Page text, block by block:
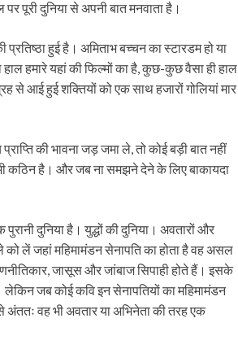
पूरी दुनिया से अपनी बात मनवाता है।
हुई है। अमिताभ बच्चन का स्टारडम हो या
हमारे यहां की फिल्मों का है, कुछ-कुछ वैसा ही हाल
से आई हुई शक्तियों को एक साथ हजारों गोलियां मार
की भावना जड़ जमा ले, तो कोई बड़ी बात नहीं
कठिन है। और जब ना समझने देने के लिए बाकायदा
दुनिया है। युद्धों की दुनिया। अवतारों और
को लें जहां महिमामंडन सेनापति का होता है वह असल
जासूस और जांबाज सिपाही होते हैं। इसके
जब कोई कवि इन सेनापतियों का महिमामंडन
वह भी अवतार या अभिनेता की तरह एक